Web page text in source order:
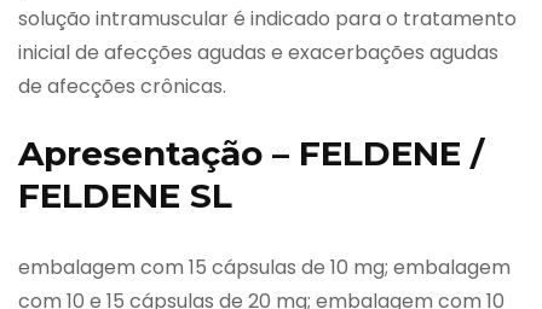
solução intramuscular é indicado para o tratamento
inicial de afecções agudas e exacerbações agudas
de afecções crônicas.
Apresentação – FELDENE /
FELDENE SL
embalagem com 15 cápsulas de 10 mg; embalagem
com 10 e 15 cápsulas de 20 mg; embalagem com 10